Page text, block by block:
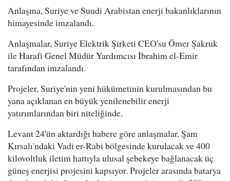
Anlaşma, Suriye ve Suudi Arabistan enerji bakanlıklarının
himayesinde imzalandı.
Anlaşmalar, Suriye Elektrik Şirketi CEO'su Ömer Şakruk
ile Harafi Genel Müdür Yardımcısı İbrahim el-Emir
tarafından imzalandı.
Projeler, Suriye'nin yeni hükümetinin kurulmasından bu
yana açıklanan en büyük yenilenebilir enerji
yatırımlarından biri niteliğinde.
Levant 24'ün aktardığı habere göre anlaşmalar, Şam
Kırsalı'ndaki Vadi er-Rabi bölgesinde kurulacak ve 400
kilovoltluk iletim hattıyla ulusal şebekeye bağlanacak üç
güneş enerjisi projesini kapsıyor. Projeler arasında batarya